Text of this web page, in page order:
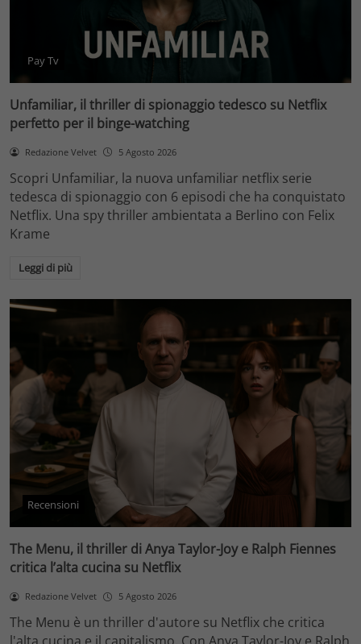
Pay Tv
Unfamiliar, il thriller di spionaggio tedesco su Netflix
perfetto per il binge-watching
Redazione Velvet 5 Agosto 2026
Scopri Unfamiliar, la nuova unfamiliar netflix serie
tedesca di spionaggio con 6 episodi che ha conquistato
Netflix. Una spy thriller ambientata a Berlino con Felix
Krame
Leggi di più
Recensioni
The Menu, il thriller di Anya Taylor-Joy e Ralph Fiennes
critica l’alta cucina su Netflix
Redazione Velvet 5 Agosto 2026
The Menu è un thriller d'autore su Netflix che critica